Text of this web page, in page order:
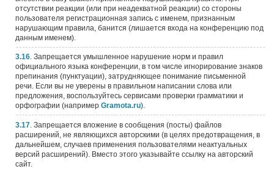
отсутствии реакции (или при неадекватной реакции) со стороны
пользователя регистрационная запись с именем, признанным
нарушающим правила, банится (лишается входа на конференцию под
данным именем).
3.16. Запрещается умышленное нарушение норм и правил
официального языка конференции, в том числе игнорирование знаков
препинания (пунктуации), затрудняющее понимание письменной
речи. Если вы не уверены в правильном написании слова или
предложения, воспользуйтесь сервисами проверки грамматики и
орфографии (например Gramota.ru).
3.17 . Запрещается вложение в сообщения (посты) файлов
расширений, не являющихся авторскими (в целях предотвращения, в
дальнейшем, случаев применения пользователями неактуальных
версий расширений). Вместо этого указывайте ссылку на авторский
сайт.